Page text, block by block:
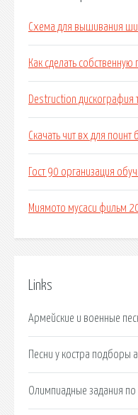
Схема для вышивания
Как сделать
Destruction дискография
Скачать чит вх для поинт
Гост 90 организация
Миямото мусаси фильм
Links
Армейские и военные
Песни у костра подборы
Олимпиадные задания по